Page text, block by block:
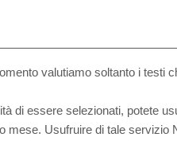
valutiamo soltanto i testi
di essere selezionati, potete
mese. Usufruire di tale servizio